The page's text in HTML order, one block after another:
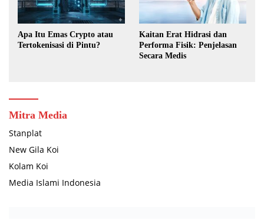
Apa Itu Emas Crypto atau
Tertokenisasi di Pintu?
Kaitan Erat Hidrasi dan
Performa Fisik: Penjelasan
Secara Medis
Mitra Media
Stanplat
New Gila Koi
Kolam Koi
Media Islami Indonesia